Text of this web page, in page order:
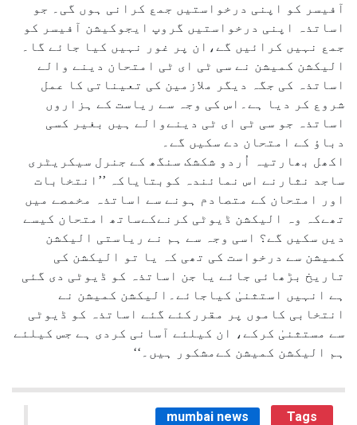
آفیسر کو اپنی درخواستیں جمع کرانی ہوں گی۔ جو
اساتذہ اپنی درخواستیں گروپ ایجوکیشن آفیسر کو
جمع نہیں کرائیں گے،ان پر غور نہیں کیا جائے گا۔
الیکشن کمیشن نے سی ٹی ای ٹی امتحان دینے والے
اساتذہ کی جگہ دیگر ملازمین کی تعیناتی کا عمل
شروع کر دیا ہے۔اس کی وجہ سے ریاست کے ہزاروں
اساتذہ جو سی ٹی ای ٹی دینےوالے ہیں بغیر کسی
دباؤ کے امتحان دے سکیں گے۔
اکھل بھارتیہ اُردو شکشک سنگھ کے جنرل سیکریٹری
ساجد نثارنے اس نمائندہ کوبتایاکہ ’’انتخابات
اور امتحان کے متصادم ہونے سے اساتذہ مخمصے میں
تھےکہ وہ الیکشن ڈیوٹی کرنےکےساتھ امتحان کیسے
دیں سکیں گے؟ اسی وجہ سے ہم نے ریاستی الیکشن
کمیشن سے درخواست کی تھی کہ یا تو الیکشن کی
تاریخ بڑھائی جائے یا جن اساتذہ کو ڈیوٹی دی گئی
ہے انہیں استثنیٰ کیاجائے۔الیکشن کمیشن نے
انتخابی کاموں پر مقررکئے گئے اساتذہ کو ڈیوٹی
سے مستثنیٰ کرکے، ان کیلئے آسانی کردی ہے جس کیلئے
ہم الیکشن کمیشن کےمشکور ہیں۔‘‘
mumbai news Tags